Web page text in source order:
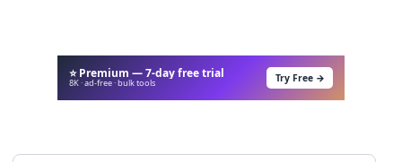
⭐ Premium — 7-day free trial
8K · ad-free · bulk tools Try Free →